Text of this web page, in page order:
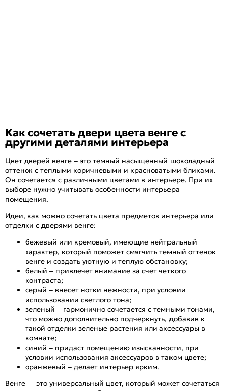
Как сочетать двери цвета венге с
другими деталями интерьера
Цвет дверей венге – это темный насыщенный шоколадный
оттенок с теплыми коричневыми и красноватыми бликами.
Он сочетается с различными цветами в интерьере. При их
выборе нужно учитывать особенности интерьера
помещения.
Идеи, как можно сочетать цвета предметов интерьера или
отделки с дверями венге:
бежевый или кремовый, имеющие нейтральный
характер, который поможет смягчить темный оттенок
венге и создать уютную и теплую обстановку;
белый – привлечет внимание за счет четкого
контраста;
серый – внесет нотки нежности, при условии
использовании светлого тона;
зеленый – гармонично сочетается с темными тонами,
что можно дополнительно подчеркнуть, добавив к
такой отделки зеленые растения или аксессуары в
комнате;
синий – придаст помещению изысканности, при
условии использования аксессуаров в таком цвете;
оранжевый – делает интерьер ярким.
Венге — это универсальный цвет, который может сочетаться